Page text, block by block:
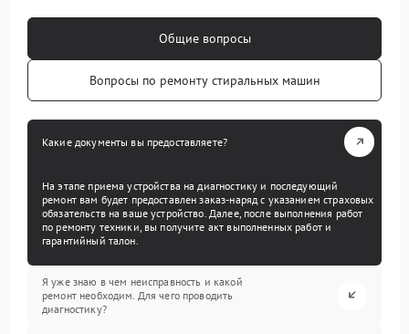
Общие вопросы
Вопросы по ремонту стиральных машин
Какие документы вы предоставляете?
На этапе приема устройства на диагностику и последующий
ремонт вам будет предоставлен заказ-наряд с указанием страховых
обязательств на ваше устройство. Далее, после выполнения работ
по ремонту техники, вы получите акт выполненных работ и
гарантийный талон.
Я уже знаю в чем неисправность и какой
ремонт необходим. Для чего проводить
диагностику?